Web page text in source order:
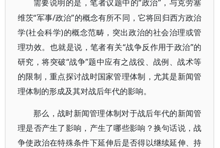
需要说明的是，笔者议题中的“政治”，与克劳塞
维茨“军事/政治”的概念有所不同，它将回归西方政治
学(社会科学)的概念范畴，突出政治的社会治理或管
理功效。也就是说，笔者有关“战争反作用于政治”的
研究，将突破“战争”题中应有之战役、战例、战术等
的限制，重点探讨战时国家管理体制，尤其是新闻管
理体制的形成及其对战后年代的影响。
那么，战时新闻管理体制对于战后年代的新闻管
理是否产生了影响，产生了哪些影响？换句话说，战
争使政治在特殊条件下延伸后是否得以继续延伸、持